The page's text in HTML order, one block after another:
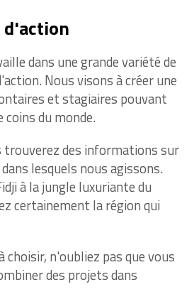
d'action
dans une grande variété de
Nous visons à créer une
et stagiaires pouvant
du monde.
trouverez des informations sur
lesquels nous agissons.
à la jungle luxuriante du
certainement la région qui
choisir, n'oubliez pas que vous
des projets dans